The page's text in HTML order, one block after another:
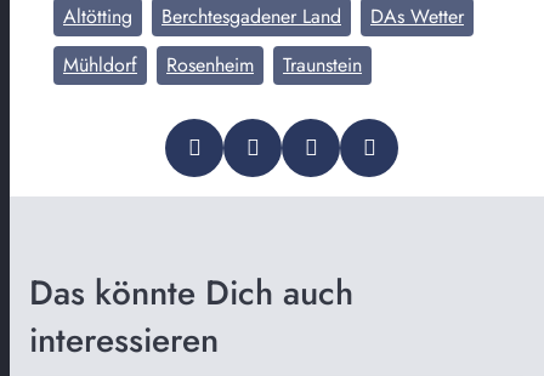
Altötting Berchtesgadener Land
DAs Wetter
Mühldorf
Rosenheim Traunstein
Das könnte Dich auch
interessieren